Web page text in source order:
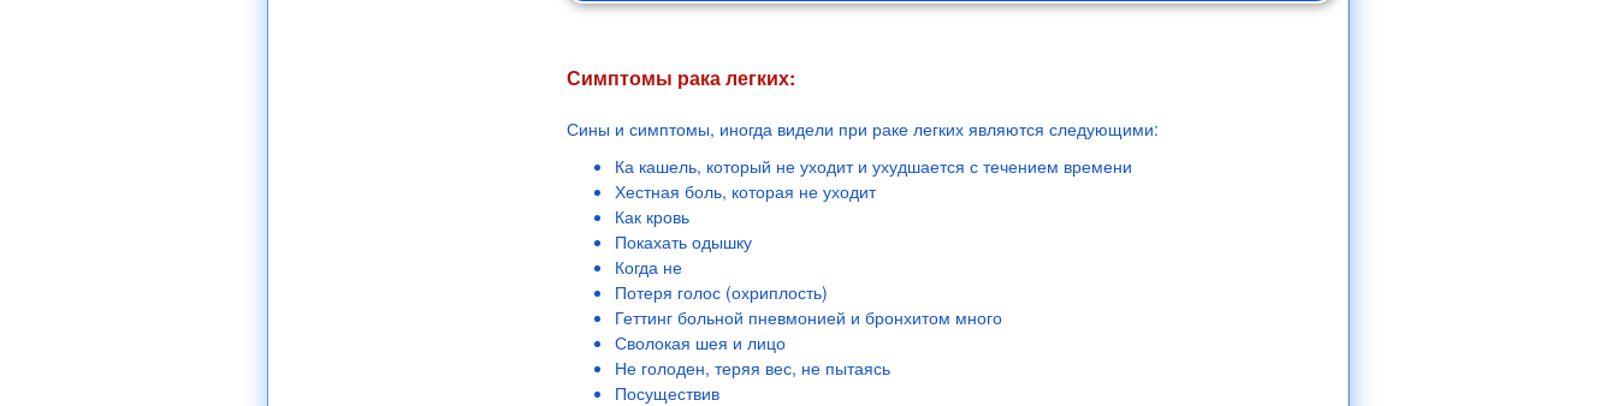
Симптомы рака легких:
Сины и симптомы, иногда видели при раке легких являются следующими:
Ка кашель, который не уходит и ухудшается с течением времени
Хестная боль, которая не уходит
Как кровь
Покахать одышку
Когда не
Потеря голос (охриплость)
Геттинг больной пневмонией и бронхитом много
Сволокая шея и лицо
Не голоден, теряя вес, не пытаясь
Посуществив